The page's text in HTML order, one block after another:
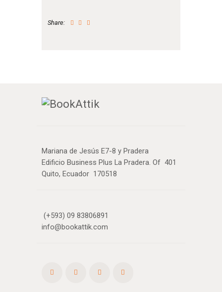
Share:
Mariana de Jesús E7-8 y Pradera
Edificio Business Plus La Pradera. Of 401
Quito, Ecuador 170518
(+593) 09 83806891
info@bookattik.com